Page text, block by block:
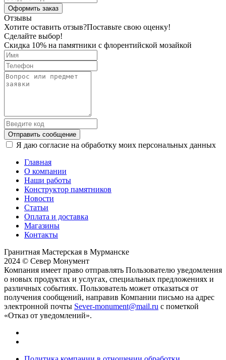
Оформить заказ
Отзывы
Хотите оставить отзыв?Поставьте свою оценку!
Сделайте выбор!
Скидка 10% на памятники с флорентийской мозайкой
Отправить сообщение
Я даю согласие на обработку моих персональных данных
Главная
О компании
Наши работы
Конструктор памятников
Новости
Статьи
Оплата и доставка
Магазины
Контакты
Гранитная Мастерская в Мурманске
2024 © Север Монумент
Компания имеет право отправлять Пользователю уведомления
о новых продуктах и услугах, специальных предложениях и
различных событиях. Пользователь может отказаться от
получения сообщений, направив Компании письмо на адрес
электронной почты Sever-monument@mail.ru с пометкой
«Отказ от уведомлений».